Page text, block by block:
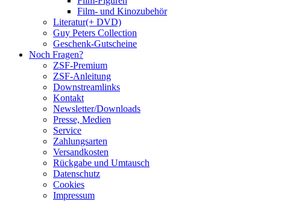
Film- und Kinozubehör
Literatur(+ DVD)
Guy Peters Collection
Geschenk-Gutscheine
Noch Fragen?
ZSF-Premium
ZSF-Anleitung
Downstreamlinks
Kontakt
Newsletter/Downloads
Presse, Medien
Service
Zahlungsarten
Versandkosten
Rückgabe und Umtausch
Datenschutz
Cookies
Impressum